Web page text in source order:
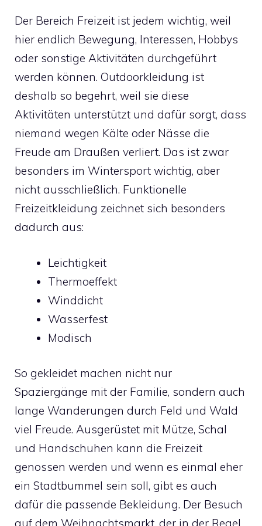
Der Bereich Freizeit ist jedem wichtig, weil
hier endlich Bewegung, Interessen, Hobbys
oder sonstige Aktivitäten durchgeführt
werden können. Outdoorkleidung ist
deshalb so begehrt, weil sie diese
Aktivitäten unterstützt und dafür sorgt, dass
niemand wegen Kälte oder Nässe die
Freude am Draußen verliert. Das ist zwar
besonders im Wintersport wichtig, aber
nicht ausschließlich. Funktionelle
Freizeitkleidung zeichnet sich besonders
dadurch aus:
Leichtigkeit
Thermoeffekt
Winddicht
Wasserfest
Modisch
So gekleidet machen nicht nur
Spaziergänge mit der Familie, sondern auch
lange Wanderungen durch Feld und Wald
viel Freude. Ausgerüstet mit Mütze, Schal
und Handschuhen kann die Freizeit
genossen werden und wenn es einmal eher
ein Stadtbummel sein soll, gibt es auch
dafür die passende Bekleidung. Der Besuch
auf dem Weihnachtsmarkt, der in der Regel